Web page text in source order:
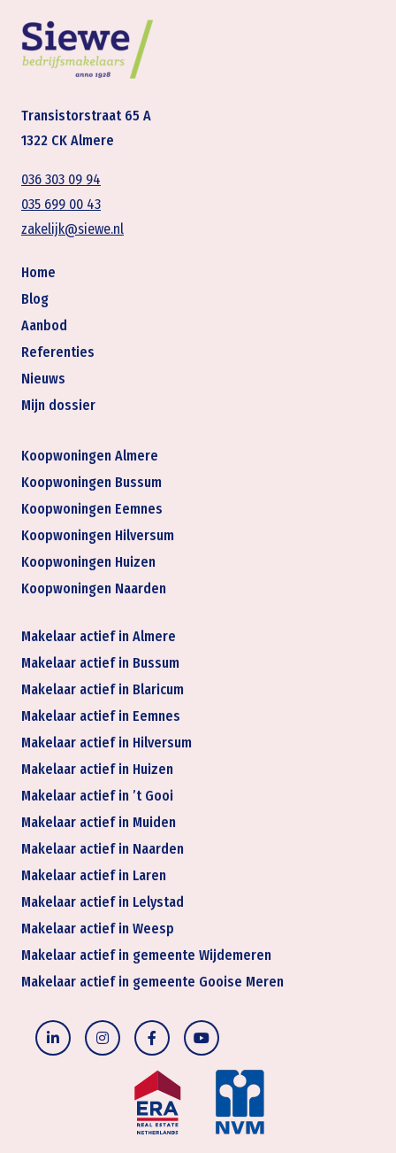
Transistorstraat 65 A
1322 CK Almere
036 303 09 94
035 699 00 43
zakelijk@siewe.nl
Home
Blog
Aanbod
Referenties
Nieuws
Mijn dossier
Koopwoningen Almere
Koopwoningen Bussum
Koopwoningen Eemnes
Koopwoningen Hilversum
Koopwoningen Huizen
Koopwoningen Naarden
Makelaar actief in Almere
Makelaar actief in Bussum
Makelaar actief in Blaricum
Makelaar actief in Eemnes
Makelaar actief in Hilversum
Makelaar actief in Huizen
Makelaar actief in ’t Gooi
Makelaar actief in Muiden
Makelaar actief in Naarden
Makelaar actief in Laren
Makelaar actief in Lelystad
Makelaar actief in Weesp
Makelaar actief in gemeente Wijdemeren
Makelaar actief in gemeente Gooise Meren